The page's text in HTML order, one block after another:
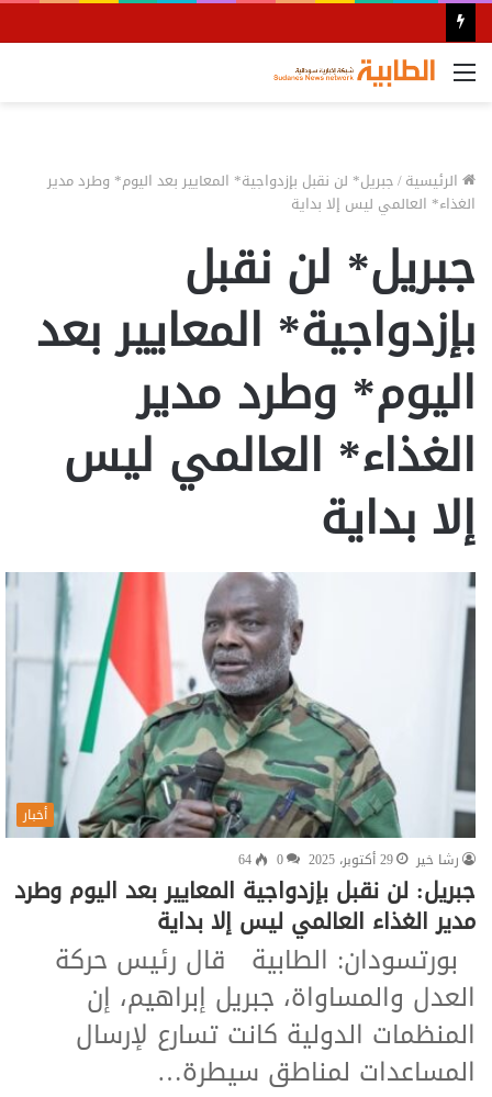
القائمة
الرئيسية/جبريل* لن نقبل بإزدواجية* المعايير بعد اليوم* وطرد مدير
الغذاء* العالمي ليس إلا بداية
جبريل* لن نقبل
بإزدواجية* المعايير بعد
اليوم* وطرد مدير
الغذاء* العالمي ليس
إلا بداية
أخبار
رشا خير
29 أكتوبر، 2025 0
64
جبريل: لن نقبل بإزدواجية المعايير بعد اليوم وطرد
مدير الغذاء العالمي ليس إلا بداية
بورتسودان: الطابية قال رئيس حركة
العدل والمساواة، جبريل إبراهيم، إن
المنظمات الدولية كانت تسارع لإرسال
المساعدات لمناطق سيطرة…